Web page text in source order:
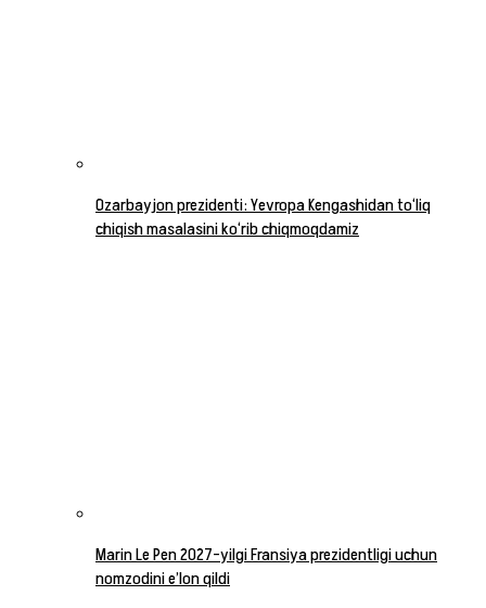
Ozarbayjon prezidenti: Yevropa Kengashidan to‘liq
chiqish masalasini ko‘rib chiqmoqdamiz
Marin Le Pen 2027-yilgi Fransiya prezidentligi uchun
nomzodini e’lon qildi